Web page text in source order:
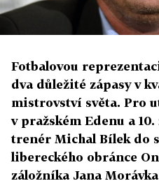
Fotbalovou
dva důležité zápasy v
mistrovství světa. Pro
v pražském Edenu a
trenér Michal Bílek do
libereckého obránce
záložníka Jana